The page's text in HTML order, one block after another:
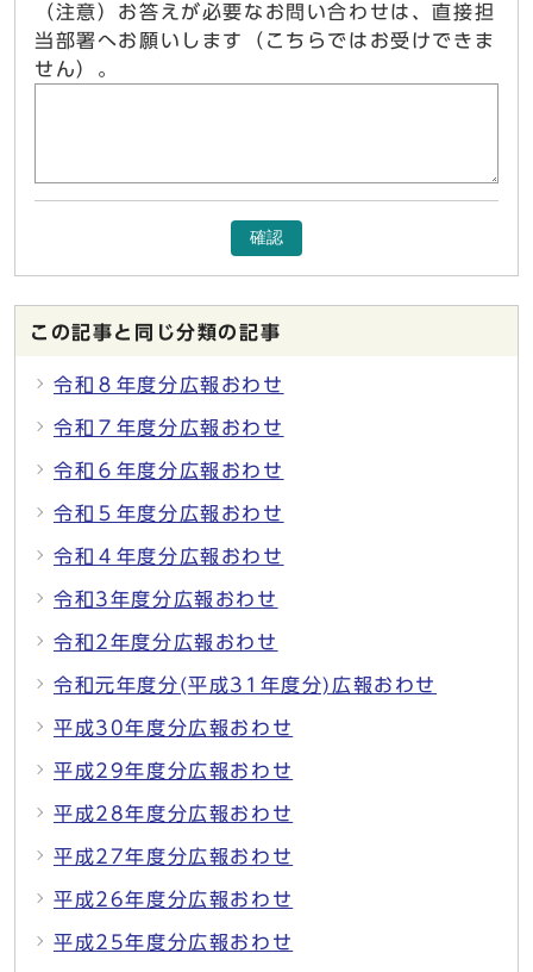
（注意）お答えが必要なお問い合わせは、直接担
当部署へお願いします（こちらではお受けできま
せん）。
確認
この記事と同じ分類の記事
令和８年度分広報おわせ
令和７年度分広報おわせ
令和６年度分広報おわせ
令和５年度分広報おわせ
令和４年度分広報おわせ
令和3年度分広報おわせ
令和2年度分広報おわせ
令和元年度分(平成31年度分)広報おわせ
平成30年度分広報おわせ
平成29年度分広報おわせ
平成28年度分広報おわせ
平成27年度分広報おわせ
平成26年度分広報おわせ
平成25年度分広報おわせ